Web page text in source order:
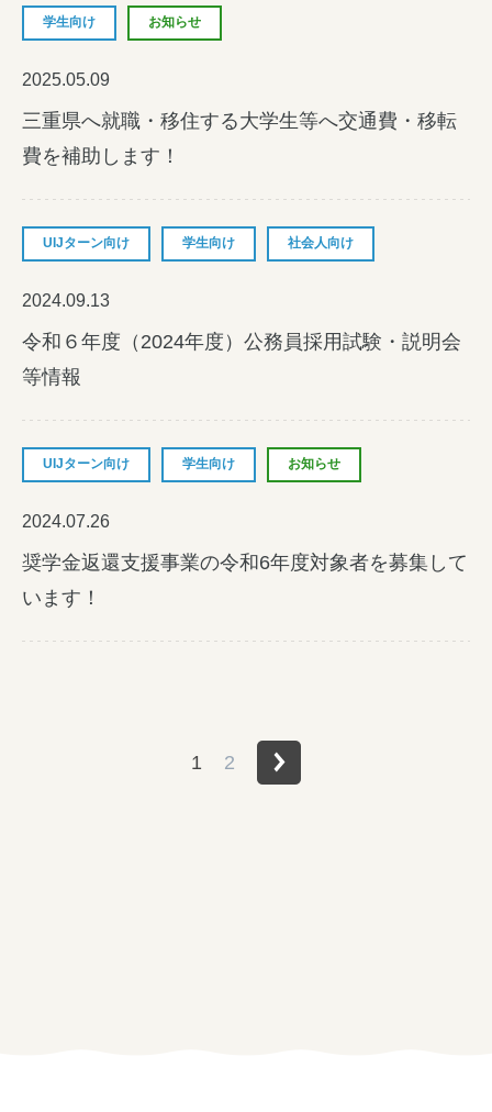
マイチャレ三重
障がい者の就労支援
学生向け お知らせ
2025.05.09
三重県へ就職・移住する大学生等へ交通費・移転
費を補助します！
UIJターン向け 学生向け 社会人向け
2024.09.13
令和６年度（2024年度）公務員採用試験・説明会
等情報
UIJターン向け 学生向け お知らせ
2024.07.26
奨学金返還支援事業の令和6年度対象者を募集して
います！
1 2